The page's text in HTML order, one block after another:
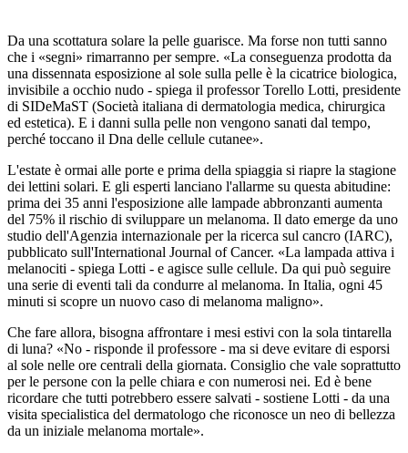
Da una scottatura solare la pelle guarisce. Ma forse non tutti sanno
che i «segni» rimarranno per sempre. «La conseguenza prodotta da
una dissennata esposizione al sole sulla pelle è la cicatrice biologica,
invisibile a occhio nudo - spiega il professor Torello Lotti, presidente
di SIDeMaST (Società italiana di dermatologia medica, chirurgica
ed estetica). E i danni sulla pelle non vengono sanati dal tempo,
perché toccano il Dna delle cellule cutanee».
L'estate è ormai alle porte e prima della spiaggia si riapre la stagione
dei lettini solari. E gli esperti lanciano l'allarme su questa abitudine:
prima dei 35 anni l'esposizione alle lampade abbronzanti aumenta
del 75% il rischio di sviluppare un melanoma. Il dato emerge da uno
studio dell'Agenzia internazionale per la ricerca sul cancro (IARC),
pubblicato sull'International Journal of Cancer. «La lampada attiva i
melanociti - spiega Lotti - e agisce sulle cellule. Da qui può seguire
una serie di eventi tali da condurre al melanoma. In Italia, ogni 45
minuti si scopre un nuovo caso di melanoma maligno».
Che fare allora, bisogna affrontare i mesi estivi con la sola tintarella
di luna? «No - risponde il professore - ma si deve evitare di esporsi
al sole nelle ore centrali della giornata. Consiglio che vale soprattutto
per le persone con la pelle chiara e con numerosi nei. Ed è bene
ricordare che tutti potrebbero essere salvati - sostiene Lotti - da una
visita specialistica del dermatologo che riconosce un neo di bellezza
da un iniziale melanoma mortale».